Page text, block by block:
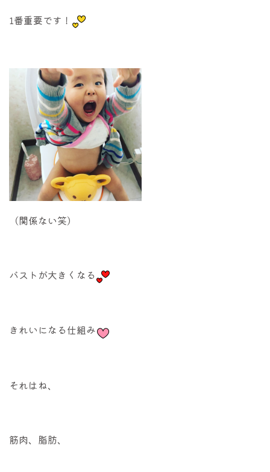
1番重要です！
（関係ない笑）
バストが大きくなる
きれいになる仕組み
それはね、
筋肉、脂肪、